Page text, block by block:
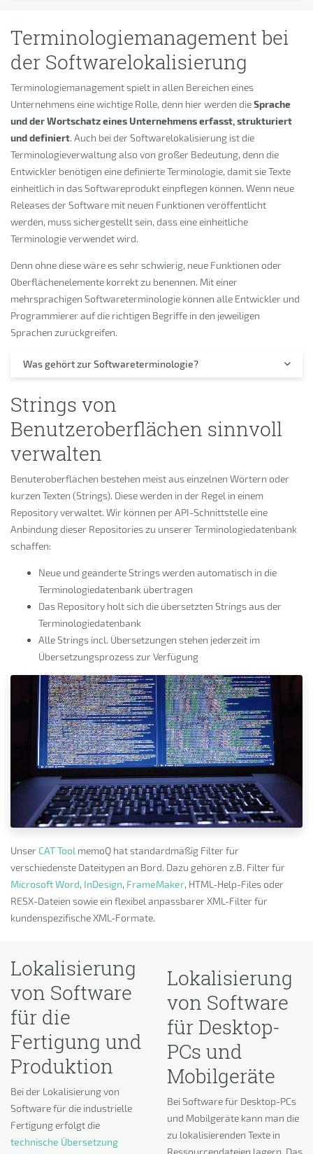
Terminologiemanagement bei
der Softwarelokalisierung
Terminologiemanagement spielt in allen Bereichen eines
Unternehmens eine wichtige Rolle, denn hier werden dieSprache
und der Wortschatz eines Unternehmens erfasst, strukturiert
und definiert. Auch bei der Softwarelokalisierung ist die
Terminologieverwaltung also von großer Bedeutung, denn die
Entwickler benötigen eine definierte Terminologie, damit sie Texte
einheitlich in das Softwareprodukt einpflegen können. Wenn neue
Releases der Software mit neuen Funktionen veröffentlicht
werden, muss sichergestellt sein, dass eine einheitliche
Terminologie verwendet wird.
Denn ohne diese wäre es sehr schwierig, neue Funktionen oder
Oberflächenelemente korrekt zu benennen. Mit einer
mehrsprachigen Softwareterminologie können alle Entwickler und
Programmierer auf die richtigen Begriffe in den jeweiligen
Sprachen zurückgreifen.
Was gehört zur Softwareterminologie?
Strings von
Benutzeroberflächen sinnvoll
verwalten
Benuteroberflächen bestehen meist aus einzelnen Wörtern oder
kurzen Texten (Strings). Diese werden in der Regel in einem
Repository verwaltet. Wir können per API-Schnittstelle eine
Anbindung dieser Repositories zu unserer Terminologiedatenbank
schaffen:
Neue und geänderte Strings werden automatisch in die
Terminologiedatenbank übertragen
Das Repository holt sich die übersetzten Strings aus der
Terminologiedatenbank
Alle Strings incl. Übersetzungen stehen jederzeit im
Übersetzungsprozess zur Verfügung
Unser CAT Tool memoQ hat standardmäßig Filter für
verschiedenste Dateitypen an Bord. Dazu gehören z.B. Filter für
Microsoft Word, InDesign, FrameMaker, HTML-Help-Files oder
RESX-Dateien sowie ein flexibel anpassbarer XML-Filter für
kundenspezifische XML-Formate.
Lokalisierung
von Software
für die
Fertigung und
Produktion
Bei der Lokalisierung von
Software für die industrielle
Fertigung erfolgt die
technische Übersetzung
Lokalisierung
von Software
für Desktop-
PCs und
Mobilgeräte
Bei Software für Desktop-PCs
und Mobilgeräte kann man die
zu lokalisierenden Texte in